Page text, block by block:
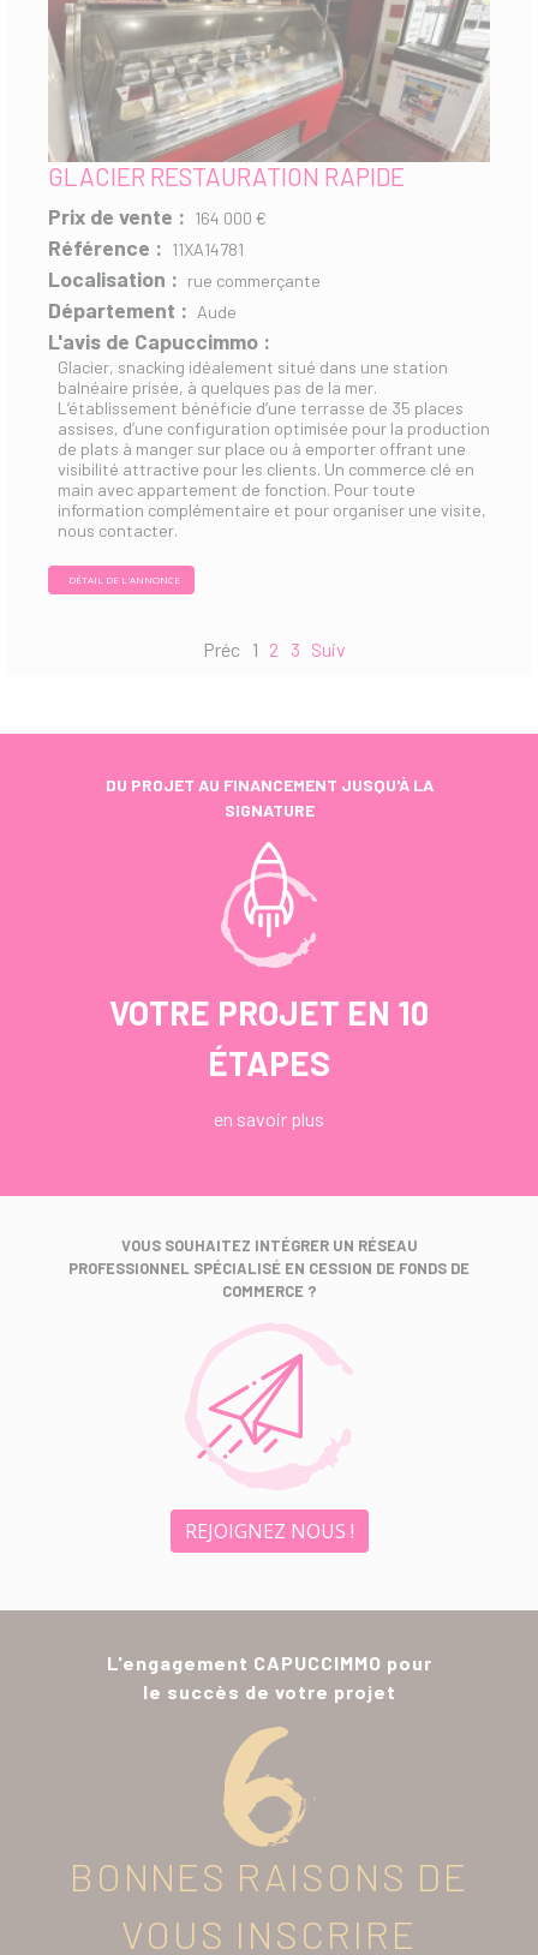
GLACIER RESTAURATION RAPIDE
Prix de vente : 164 000 €
Référence : 11XA14781
Localisation : rue commerçante
Département : Aude
L'avis de Capuccimmo :
Glacier, snacking idéalement situé dans une station
balnéaire prisée, à quelques pas de la mer.
L’établissement bénéficie d’une terrasse de 35 places
assises, d’une configuration optimisée pour la production
de plats à manger sur place ou à emporter offrant une
visibilité attractive pour les clients. Un commerce clé en
main avec appartement de fonction. Pour toute
information complémentaire et pour organiser une visite,
nous contacter.
DÉTAIL DE L'ANNONCE
Préc 1 2 3 Suiv
DU PROJET AU FINANCEMENT JUSQU'À LA
SIGNATURE
VOTRE PROJET EN 10
ÉTAPES
en savoir plus
VOUS SOUHAITEZ INTÉGRER UN RÉSEAU
PROFESSIONNEL SPÉCIALISÉ EN CESSION DE FONDS DE
COMMERCE ?
REJOIGNEZ NOUS !
L'engagement CAPUCCIMMO pour
le succès de votre projet
BONNES RAISONS DE
VOUS INSCRIRE